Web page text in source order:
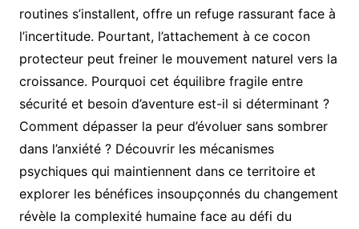
routines s’installent, offre un refuge rassurant face à
l’incertitude. Pourtant, l’attachement à ce cocon
protecteur peut freiner le mouvement naturel vers la
croissance. Pourquoi cet équilibre fragile entre
sécurité et besoin d’aventure est-il si déterminant ?
Comment dépasser la peur d’évoluer sans sombrer
dans l’anxiété ? Découvrir les mécanismes
psychiques qui maintiennent dans ce territoire et
explorer les bénéfices insoupçonnés du changement
révèle la complexité humaine face au défi du